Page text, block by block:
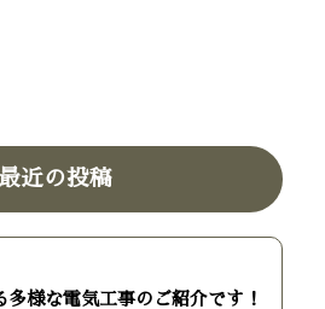
近の投稿
多様な電気工事のご紹介です！